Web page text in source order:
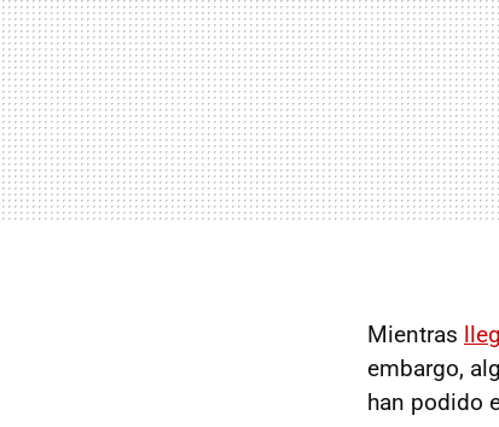
Mientras
embargo,
han podido